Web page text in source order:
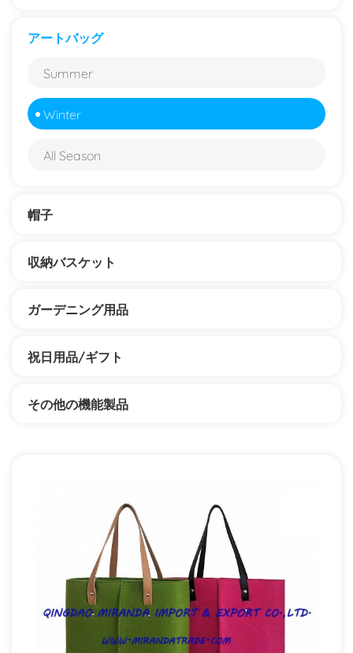
アートバッグ
Summer
Winter
All Season
帽子
収納バスケット
ガーデニング用品
祝日用品/ギフト
その他の機能製品